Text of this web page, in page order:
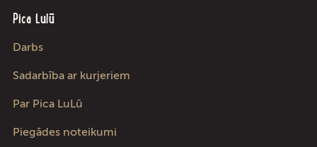
Pica Lulū
Darbs
Sadarbība ar kurjeriem
Par Pica LuLū
Piegādes noteikumi